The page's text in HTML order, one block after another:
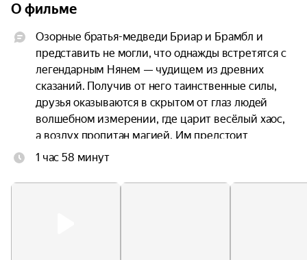
О фильме
Озорные братья-медведи Бриар и Брамбл и
представить не могли, что однажды встретятся с
легендарным Нянем — чудищем из древних
сказаний. Получив от него таинственные силы,
друзья оказываются в скрытом от глаз людей
волшебном измерении, где царит весёлый хаос,
а воздух пропитан магией. Им предстоит
научиться управлять своими способностями и
чтобы суметь вернуться домой.
1 час 58 минут